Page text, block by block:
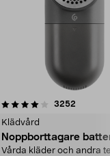
3252
Klädvård
Noppborttagare
Vårda kläder och andra
4.5av 5 stjärnor